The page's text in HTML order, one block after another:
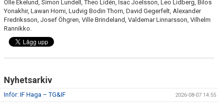
Olle Ekelund, Simon Lundell, Theo Lidén, Isac Joelsson, Leo Lidberg, Bilos
Yonakhir, Lawan Homi, Ludvig Bodin Thorn, David Gegerfelt, Alexander
Fredriksson, Josef Öhgren, Ville Brindeland, Valdemar Linnarsson, Vilhelm
Rannikko.
Nyhetsarkiv
Inför: IF Haga – TG&IF 2026-08-07 14:55